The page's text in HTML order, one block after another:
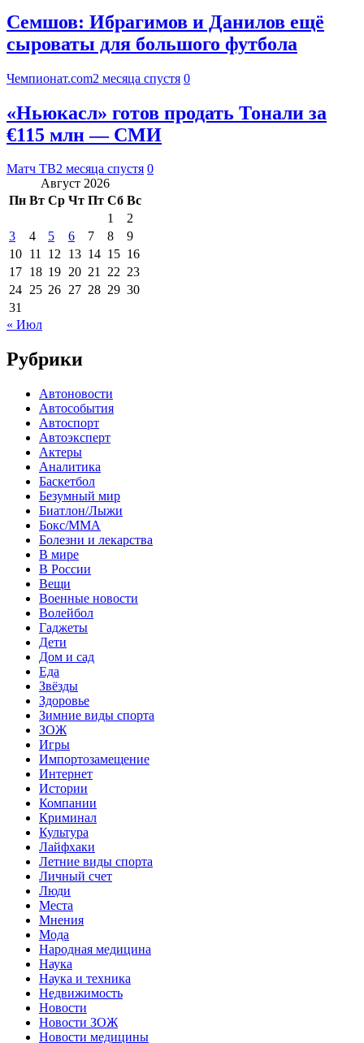
Семшов: Ибрагимов и Данилов ещё
сыроваты для большого футбола
Чемпионат.com2 месяца спустя 0
«Ньюкасл» готов продать Тонали за
€115 млн — СМИ
Матч ТВ2 месяца спустя 0
Август 2026
Пн Вт Ср Чт Пт Сб Вс
1
2
3
4 5 6 7 8
9
10 11 12 13 14 15 16
17 18 19 20 21 22 23
24 25 26 27 28 29 30
31
« Июл
Рубрики
Автоновости
Автособытия
Автоспорт
Автоэксперт
Актеры
Аналитика
Баскетбол
Безумный мир
Биатлон/Лыжи
Бокс/MMA
Болезни и лекарства
В мире
В России
Вещи
Военные новости
Волейбол
Гаджеты
Дети
Дом и сад
Еда
Звёзды
Здоровье
Зимние виды спорта
ЗОЖ
Игры
Импортозамещение
Интернет
Истории
Компании
Криминал
Культура
Лайфхаки
Летние виды спорта
Личный счет
Люди
Места
Мнения
Мода
Народная медицина
Наука
Наука и техника
Недвижимость
Новости
Новости ЗОЖ
Новости медицины